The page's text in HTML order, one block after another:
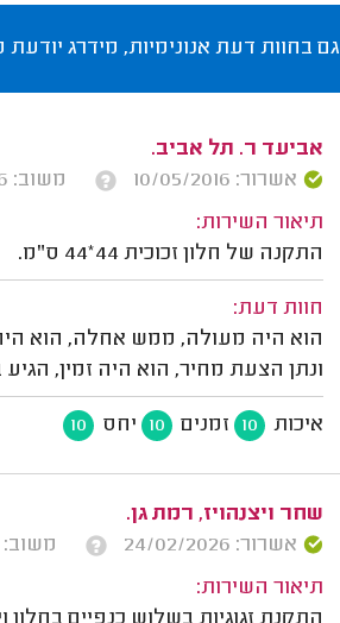
גם בחוות דעת אנונימיות, מידרג יודעת
אביעד ר. תל אביב.
אשרור: 10/05/2016
משוב: 08/02/2016
תיאור השירות:
התקנה של חלון זכוכית 44*44 ס"מ.
חוות דעת:
הוא היה מעולה, ממש אחלה, הוא
ונתן הצעת מחיר, הוא היה זמין,
איכות 10 זמנים 10 יחס 10
שחר ויצנהויז, רמת גן.
אשרור: 24/02/2026
משוב: 23/11/2025
תיאור השירות: